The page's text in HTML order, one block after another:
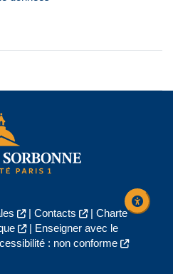
| Contacts | Charte
|
Enseigner avec le
: non conforme